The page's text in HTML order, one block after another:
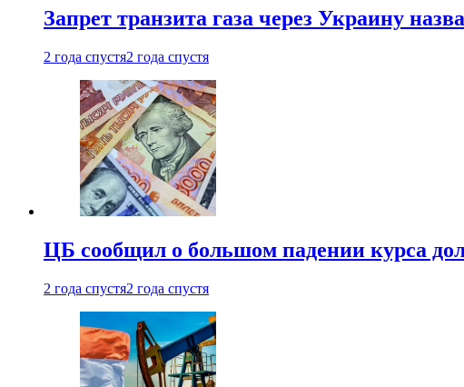
Запрет транзита газа через Украину
2 года спустя2 года спустя
ЦБ сообщил о большом падении курса
2 года спустя2 года спустя